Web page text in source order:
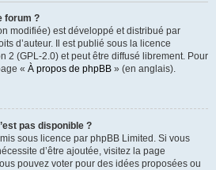
forum ?
modifiée) est développé et distribué par
d’auteur. Il est publié sous la licence
2 (GPL-2.0) et peut être diffusé librement. Pour
« À propos de phpBB » (en anglais).
pas disponible ?
sous licence par phpBB Limited. Si vous
d’être ajoutée, visitez la page
pouvez voter pour des idées proposées ou